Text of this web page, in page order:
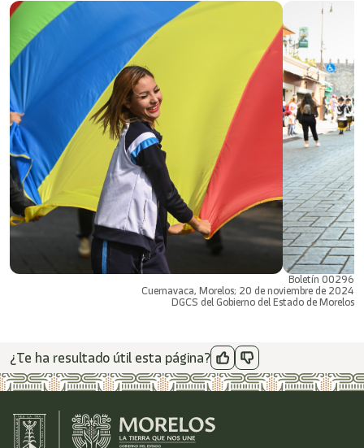
Boletín 00296
Cuernavaca, Morelos; 20 de noviembre de 2024
DGCS del Gobierno del Estado de Morelos
¿Te ha resultado útil esta página?